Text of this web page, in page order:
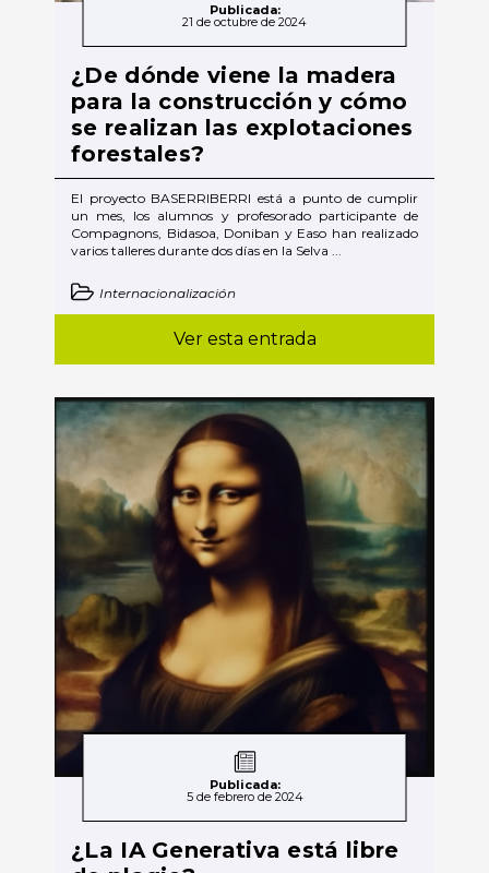
Publicada:
21 de octubre de 2024
¿De dónde viene la madera
para la construcción y cómo
se realizan las explotaciones
forestales?
El proyecto BASERRIBERRI está a punto de cumplir
un mes, los alumnos y profesorado participante de
Compagnons, Bidasoa, Doniban y Easo han realizado
varios talleres durante dos días en la Selva ...
Internacionalización
Ver esta entrada
Publicada:
5 de febrero de 2024
¿La IA Generativa está libre